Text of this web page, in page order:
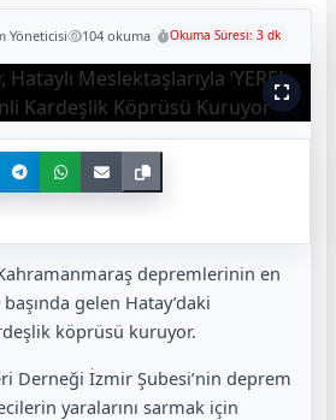
Yöneticisi 104 okuma Okuma Süresi: 3 dk
depremlerinin en
gelen Hatay’daki
köprüsü kuruyor.
Derneği İzmir Şubesi’nin deprem
yaralarını sarmak için